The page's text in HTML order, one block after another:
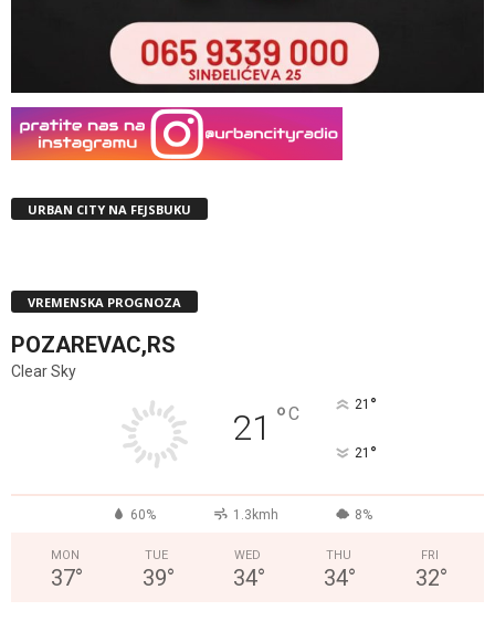
URBAN CITY NA FEJSBUKU
VREMENSKA PROGNOZA
POZAREVAC,RS
Clear Sky
21 °C 21 °
21 °
60% 1.3kmh 8%
MON
37°
TUE
39°
WED
34°
THU
34°
FRI
32°